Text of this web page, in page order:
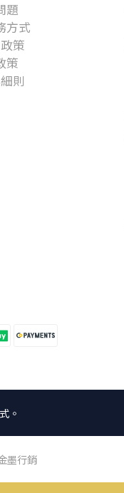
題
方式
策
策
則
。
墨行銷